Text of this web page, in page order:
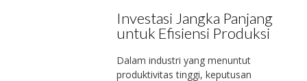
Investasi Jangka Panjang
untuk Efisiensi Produksi
Dalam industri yang menuntut
produktivitas tinggi, keputusan